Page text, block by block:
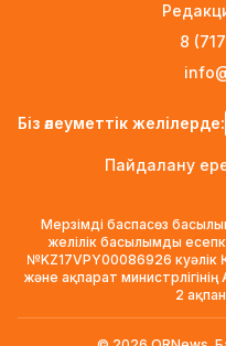
«Өзімізге де
жеткізу туралы
тасымалдаған
ERG-дегі
«Самұрық-Қазынаға»
Канье Уэст концерті
8
Біз әлеуметтік желілерде:
Пайдалану
Мерзімді баспасөз
желілік басылымды
№KZ17VPY00086926 куәлік
және ақпарат
2